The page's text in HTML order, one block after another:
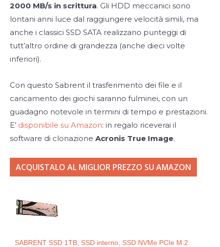
2000 MB/s in scrittura. Gli HDD meccanici sono
lontani anni luce dal raggiungere velocità simili, ma
anche i classici SSD SATA realizzano punteggi di
tutt’altro ordine di grandezza (anche dieci volte
inferiori).
Con questo Sabrent il trasferimento dei file e il
caricamento dei giochi saranno fulminei, con un
guadagno notevole in termini di tempo e prestazioni.
E’ disponibile su Amazon: in regalo riceverai il
software di clonazione Acronis True Image.
ACQUISTALO AL MIGLIOR PREZZO SU AMAZON
SABRENT SSD 1TB, SSD interno, SSD NVMe PCIe M.2